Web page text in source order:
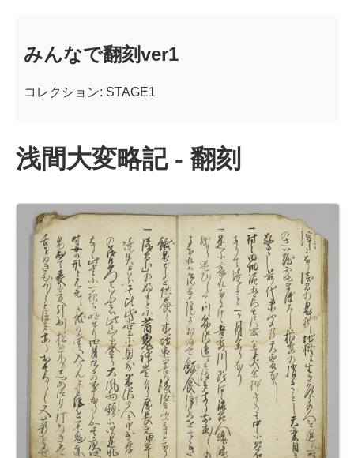
みんなで翻刻ver1
コレクション: STAGE1
浅間大変略記 - 翻刻